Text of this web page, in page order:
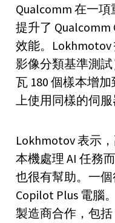
Qualcomm 在一
提升了 Qualcomm
效能。Lokhmotov
影像分類基準測
瓦 180 個樣本增
上使用同樣的伺服
Lokhmotov 表示
本機處理 AI 任務
也很有幫助。一
Copilot Plus 電腦
製造商合作，包括